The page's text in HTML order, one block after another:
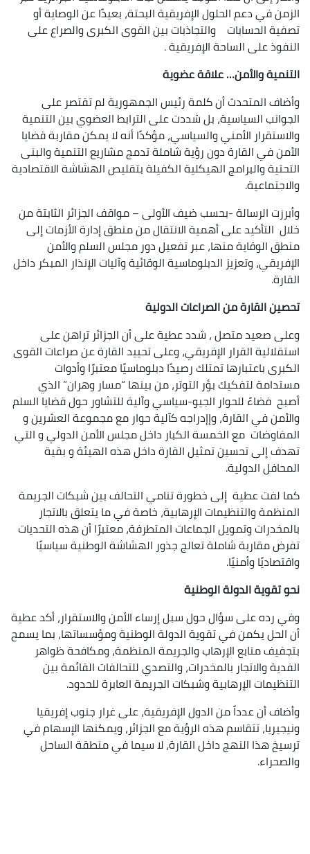
الزمن في دعم الحلول الإفريقية البحتة، بعيدًا عن الوصاية أو
تصفية الحسابات والتجاذبات بين القوى الكبرى والصراع على
النفوذ على الساحة الإفريقية .
التنمية والأمن… علاقة عضوية
وأضاف المتحدث أن كلمة رئيس الجمهورية لم تقتصر على
الجوانب السياسية، بل شددت على الترابط العضوي بين التنمية
والاستقرار الأمني والسياسي، مؤكدًا أنه لا يمكن مقاربة قضايا
الأمن في القارة دون رؤية شاملة تدمج مشاريع التنمية والبنى
التحتية والبرامج الهيكلية الكفيلة بتقليص الهشاشة الاقتصادية
والاجتماعية.
وأبرزت الرسالة -بحسب ضيف الأولى – مواقف الجزائر الثابتة من
خلال التأكيد على أهمية الانتقال من منطق إدارة الأزمات إلى
منطق الوقاية منها، عبر تفعيل دور مجلس السلم والأمن
الإفريقي، وتعزيز الدبلوماسية الوقائية وآليات الإنذار المبكر داخل
القارة.
تحصين القارة من الصراعات الدولية
وعلى صعيد متصل ، شدد عطية على أن الجزائر تراهن على
استقلالية القرار الإفريقي، وعلى تحييد القارة عن صراعات القوى
الكبرى باعتبارها تمتلك رصيدًا دبلوماسيًا معتبرًا وأدوات
مستدامة لتفكيك بؤر التوتر، من بينها “مسار وهران” الذي
أصبح فضاءً للحوار الجيو-سياسي وآلية للتشاور حول قضايا السلم
والأمن في القارة، وإإدراجه كآلية حوار مع مجموعة العشرين و
المفاوضات مع الخمسة الكبار داخل مجلس الأمن الدولي و التي
تهدف إلى تحسين تمثيل القارة داخل هذه الهيئة و بقية
المحافل الدولية.
كما لفت عطية إلى خطورة تنامي التحالف بين شبكات الجريمة
المنظمة والتنظيمات الإرهابية، خاصة في ما يتعلق بالاتجار
بالمخدرات وتمويل الجماعات المتطرفة، معتبرًا أن هذه التحديات
تفرض مقاربة شاملة تعالج جذور الهشاشة الوطنية سياسيًا
واقتصاديًا وأمنيًا.
نحو تقوية الدولة الوطنية
وفي رده على سؤال حول سبل إرساء الأمن والاستقرار، أكد عطية
أن الحل يكمن في تقوية الدولة الوطنية ومؤسساتها، بما يسمح
بتجفيف منابع الإرهاب والجريمة المنظمة، ومكافحة ظواهر
الفدية والاتجار بالمخدرات، والتصدي للتحالفات القائمة بين
التنظيمات الإرهابية وشبكات الجريمة العابرة للحدود.
وأضاف أن عدداً من الدول الإفريقية، على غرار جنوب إفريقيا
ونيجيريا، تتقاسم هذه الرؤية مع الجزائر، ويمكنها الإسهام في
ترسيخ هذا النهج داخل القارة، لا سيما في منطقة الساحل
والصحراء.